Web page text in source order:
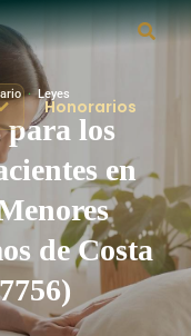
Honorarios
·Leyes
para los
en
de Costa